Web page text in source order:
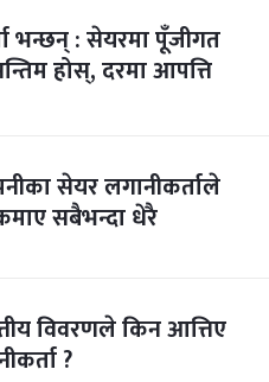
भन्छन् : सेयरमा पूँजीगत
होस्, दरमा आपत्ति
सेयर लगानीकर्ताले
सबैभन्दा धेरै
विवरणले किन आत्तिए
?